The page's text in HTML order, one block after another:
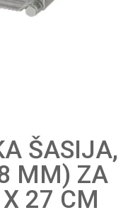
ŠASIJA,
MM) ZA
27 CM